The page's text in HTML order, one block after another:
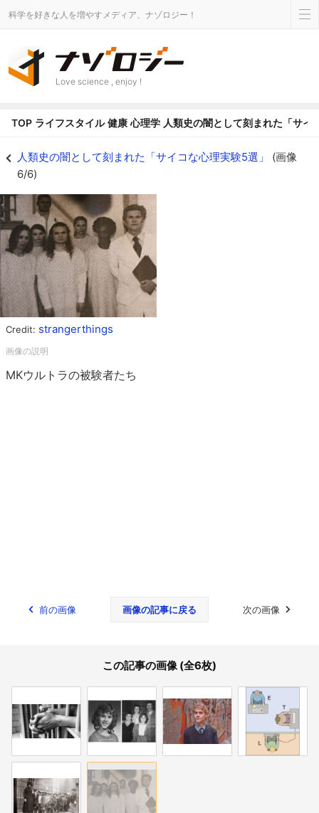
科学を好きな人を増やすメディア、ナゾロジー！
Love science , enjoy !
TOP ライフスタイル 健康 心理学 人類史の闇として刻まれた「サイ
人類史の闇として刻まれた「サイコな心理実験5選」 (画像
6/6)
Credit: strangerthings
MKウルトラの被験者たち
前の画像 画像の記事に戻る 次の画像
この記事の画像 (全6枚)